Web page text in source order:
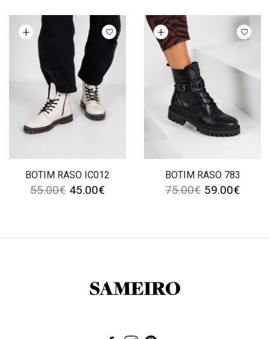
BOTIM RASO IC012
opções
55.00€ 45.00€
BOTIM RASO 783
Ver opções
75.00€ 59.00€